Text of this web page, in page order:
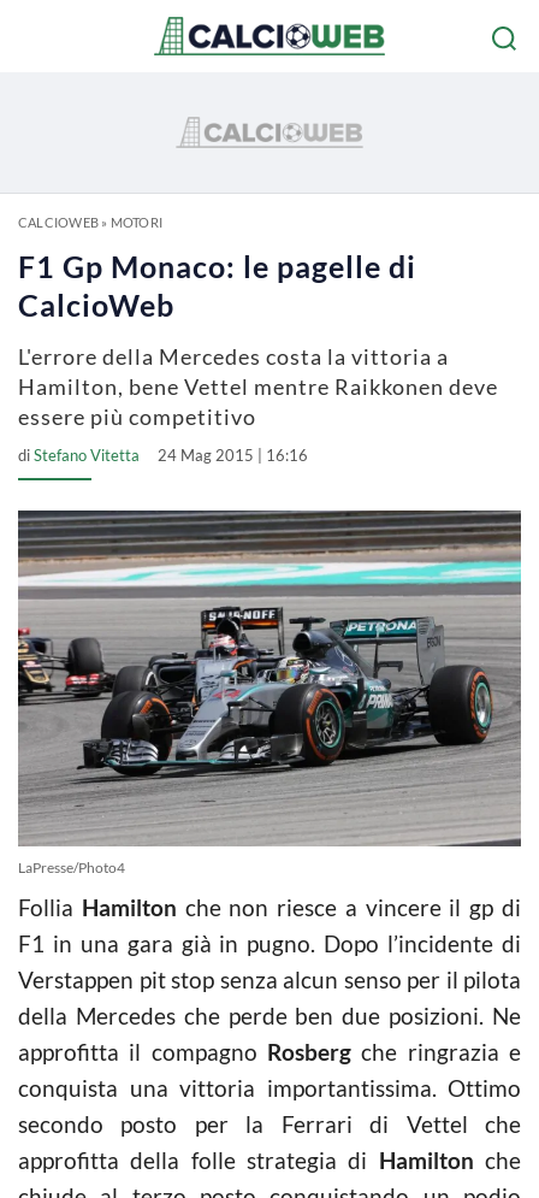
CALCIOWEB» MOTORI
F1 Gp Monaco: le pagelle di
CalcioWeb
L'errore della Mercedes costa la vittoria a
Hamilton, bene Vettel mentre Raikkonen deve
essere più competitivo
diStefano Vitetta 24 Mag 2015 | 16:16
LaPresse/Photo4
Follia Hamilton che non riesce a vincere il gp di
F1 in una gara già in pugno. Dopo l’incidente di
Verstappen pit stop senza alcun senso per il pilota
della Mercedes che perde ben due posizioni. Ne
approfitta il compagno Rosberg che ringrazia e
conquista una vittoria importantissima. Ottimo
secondo posto per la Ferrari di Vettel che
approfitta della folle strategia di Hamilton che